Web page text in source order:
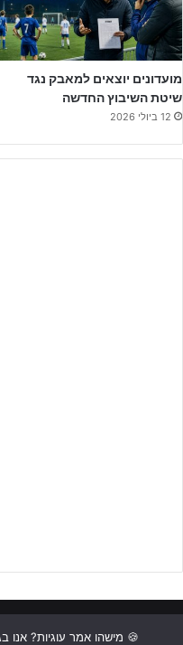
מועדונים יוצאים למאבק נגד
שיטת השיבוץ החדשה
12 ביולי 2026
ראשי כתבות תכנים
🍪 מישהו אמר עוגיות? אנו